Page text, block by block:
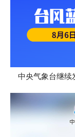
中央气象台继续